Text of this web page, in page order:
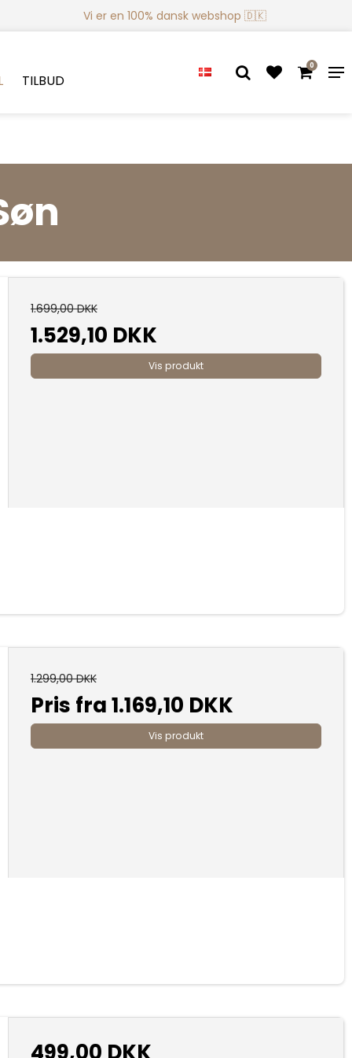
Vi er en 100% dansk webshop 🇩🇰
TILBUD
0
1.699,00 DKK
1.529,10 DKK
Vis produkt
1.299,00 DKK
Pris fra1.169,10 DKK
Vis produkt
499,00 DKK